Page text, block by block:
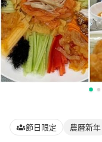
節日限定 農曆新年